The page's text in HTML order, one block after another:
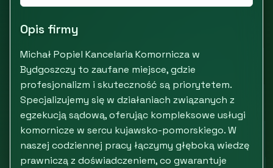
Opis firmy
Michał Popiel Kancelaria Komornicza w
Bydgoszczy to zaufane miejsce, gdzie
profesjonalizm i skuteczność są priorytetem.
Specjalizujemy się w działaniach związanych z
egzekucją sądową, oferując kompleksowe usługi
komornicze w sercu kujawsko-pomorskiego. W
naszej codziennej pracy łączymy głęboką wiedzę
prawniczą z doświadczeniem, co gwarantuje